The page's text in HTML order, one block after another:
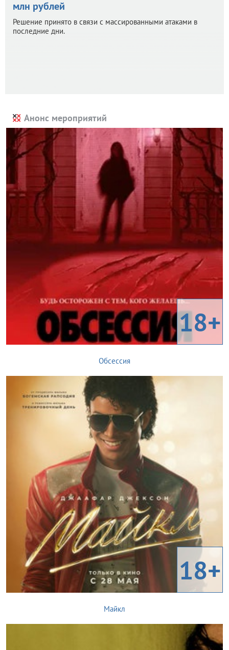
млн рублей
Решение принято в связи с массированными атаками в
последние дни.
Анонс мероприятий
18+
Обсессия
18+
Майкл